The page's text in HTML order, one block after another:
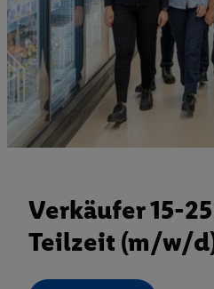
Verkäufer 15-
Teilzeit (m/w/